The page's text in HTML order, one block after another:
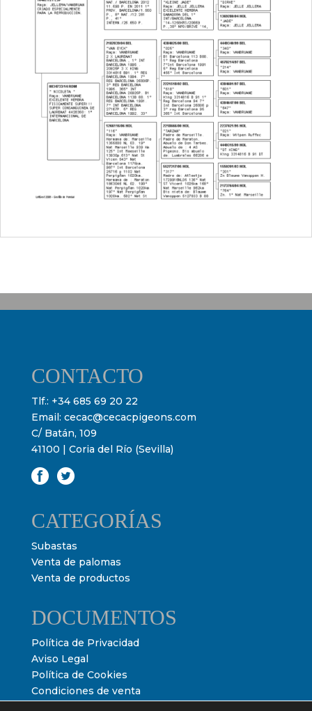
CONTACTO
Tlf.: +34 685 69 20 22
Email: cecac@cecacpigeons.com
C/ Batán, 109
41100 | Coria del Río (Sevilla)
CATEGORÍAS
Subastas
Venta de palomas
Venta de productos
DOCUMENTOS
Política de Privacidad
Aviso Legal
Política de Cookies
Condiciones de venta